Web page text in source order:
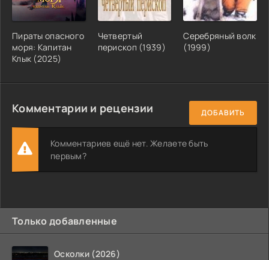
Пираты опасного
моря: Капитан
Клык (2025)
Четвертый
перископ (1939)
Серебряный волк
(1999)
Комментарии и рецензии ДОБАВИТЬ
Комментариев ещё нет. Желаете быть
первым?
Только добавленные
Осколки (2026)